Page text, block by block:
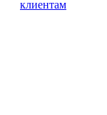
клиентам